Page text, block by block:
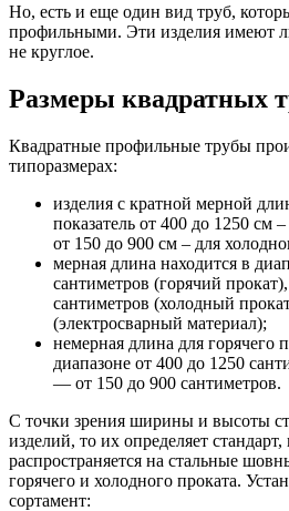
Но, есть и еще один вид труб,
профильными. Эти изделия имеют
не круглое.
Размеры квадратных
Квадратные профильные трубы
типоразмерах:
изделия с кратной мерной
показатель от 400 до 1250 см
от 150 до 900 см – для
мерная длина находится в
сантиметров (горячий
сантиметров (холодный
(электросварный материал);
немерная длина для горячего
диапазоне от 400 до 1250
— от 150 до 900 сантиметров.
С точки зрения ширины и высоты
изделий, то их определяет
распространяется на стальные
горячего и холодного проката.
сортамент: